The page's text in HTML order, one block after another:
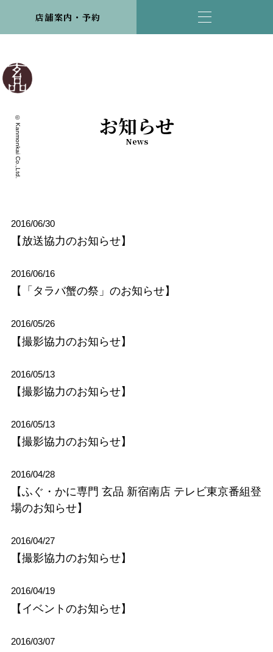
店舗案内・予約
© Kanmonkai Co.,Ltd. お知らせ
News
2016/06/30
【放送協力のお知らせ】
2016/06/16
【「タラバ蟹の祭」のお知らせ】
2016/05/26
【撮影協力のお知らせ】
2016/05/13
【撮影協力のお知らせ】
2016/05/13
【撮影協力のお知らせ】
2016/04/28
【ふぐ・かに専門 玄品 新宿南店 テレビ東京番組登
場のお知らせ】
2016/04/27
【撮影協力のお知らせ】
2016/04/19
【イベントのお知らせ】
2016/03/07